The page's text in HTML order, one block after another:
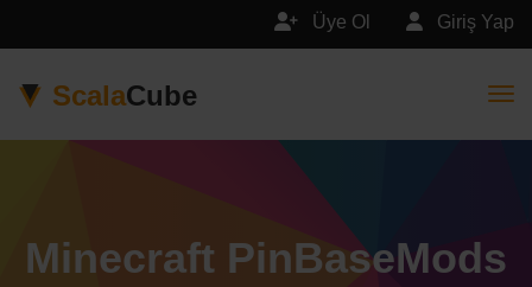
Giriş Yap
Üye Ol
ScalaCube
Minecraft PinBaseMods